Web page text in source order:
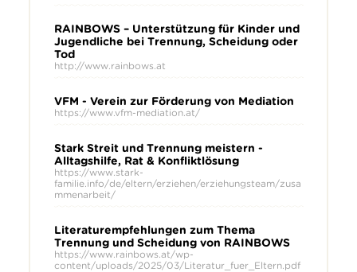
RAINBOWS – Unterstützung für Kinder und
Jugendliche bei Trennung, Scheidung oder
Tod
http://www.rainbows.at
VFM - Verein zur Förderung von Mediation
https://www.vfm-mediation.at/
Stark Streit und Trennung meistern -
Alltagshilfe, Rat & Konfliktlösung
https://www.stark-
familie.info/de/eltern/erziehen/erziehungsteam/zusa
mmenarbeit/
Literaturempfehlungen zum Thema
Trennung und Scheidung von RAINBOWS
https://www.rainbows.at/wp-
content/uploads/2025/03/Literatur_fuer_Eltern.pdf